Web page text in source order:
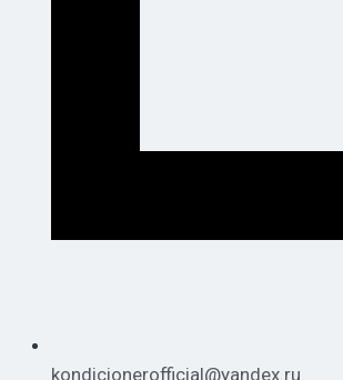
kondicionerofficial@yandex.ru